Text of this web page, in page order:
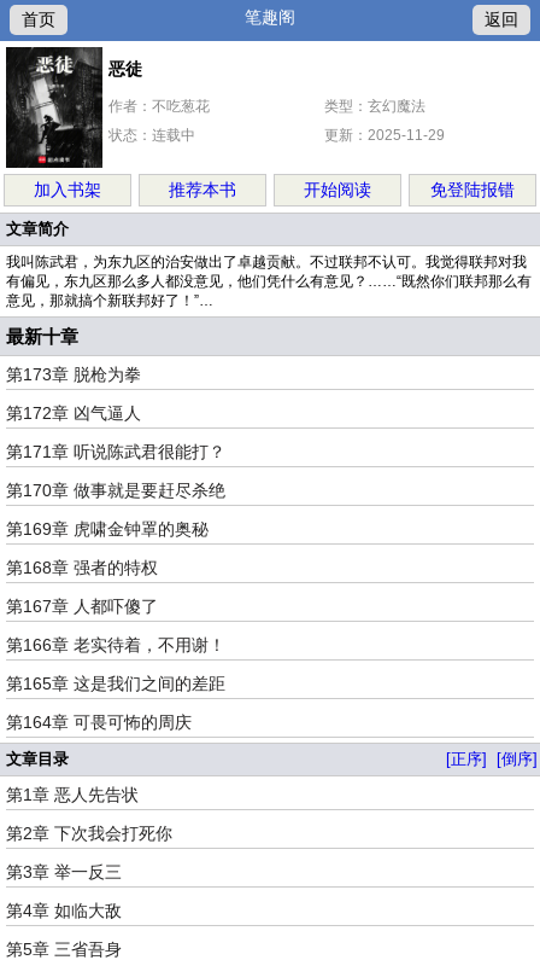
首页 笔趣阁 返回
恶徒
作者：不吃葱花
类型：玄幻魔法
状态：连载中
更新：2025-11-29
加入书架 推荐本书 开始阅读 免登陆报错
文章简介
我叫陈武君，为东九区的治安做出了卓越贡献。不过联邦不认可。我觉得联邦对我
有偏见，东九区那么多人都没意见，他们凭什么有意见？……“既然你们联邦那么有
意见，那就搞个新联邦好了！”…
最新十章
第173章 脱枪为拳
第172章 凶气逼人
第171章 听说陈武君很能打？
第170章 做事就是要赶尽杀绝
第169章 虎啸金钟罩的奥秘
第168章 强者的特权
第167章 人都吓傻了
第166章 老实待着，不用谢！
第165章 这是我们之间的差距
第164章 可畏可怖的周庆
文章目录 [正序] [倒序]
第1章 恶人先告状
第2章 下次我会打死你
第3章 举一反三
第4章 如临大敌
第5章 三省吾身